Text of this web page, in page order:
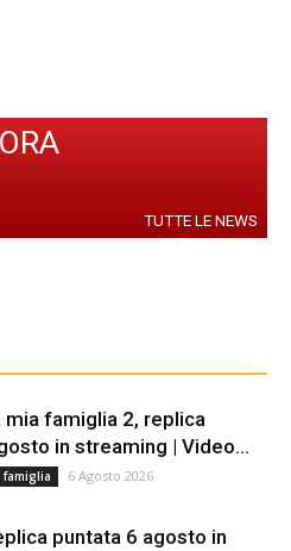
TUTTE LE NEWS
mia famiglia 2, replica
in streaming | Video...
6 Agosto 2026
puntata 6 agosto in